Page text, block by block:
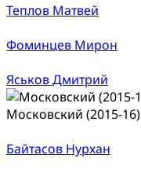
Теплов Матвей
Фоминцев Мирон
Яськов Дмитрий
Московский (2015-16)
Байтасов Нурхан